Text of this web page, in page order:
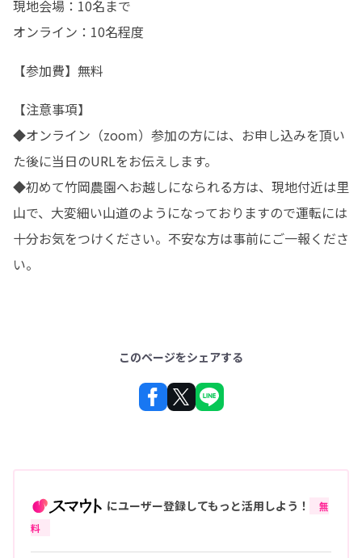
現地会場：10名まで
オンライン：10名程度
【参加費】無料
【注意事項】
◆オンライン（zoom）参加の方には、お申し込みを頂い
た後に当日のURLをお伝えします。
◆初めて竹岡農園へお越しになられる方は、現地付近は里
山で、大変細い山道のようになっておりますので運転には
十分お気をつけください。不安な方は事前にご一報くださ
い。
このページをシェアする
にユーザー登録してもっと活用しよう！
無
料